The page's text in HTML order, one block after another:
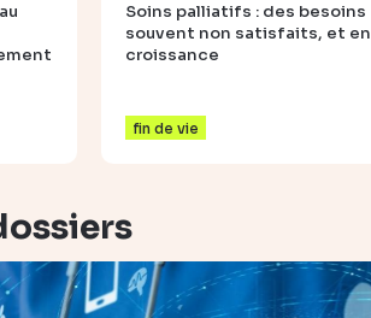
Soins palliatifs : des besoins
souvent non satisfaits, et en
croissance
fin de vie